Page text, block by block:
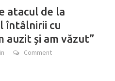
atacul de la
întâlnirii cu
auzit și am văzut”
Comment